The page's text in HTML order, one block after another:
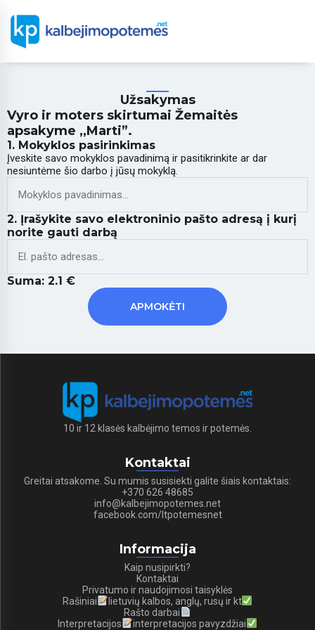
Užsakymas
Vyro ir moters skirtumai Žemaitės
apsakyme ,,Marti”.
1. Mokyklos pasirinkimas
Įveskite savo mokyklos pavadinimą ir pasitikrinkite ar dar
nesiuntėme šio darbo į jūsų mokyklą.
2. Įrašykite savo elektroninio pašto adresą į kurį
norite gauti darbą
Suma: 2.1 €
10 ir 12 klasės kalbėjimo temos ir potemės.
Kontaktai
Greitai atsakome. Su mumis susisiekti galite šiais kontaktais:
+370 626 48685
info@kalbejimopotemes.net
facebook.com/ltpotemesnet
Informacija
Kaip nusipirkti?
Kontaktai
Privatumo ir naudojimosi taisyklės
Rašiniai
lietuvių kalbos, anglų, rusų ir kt
Rašto darbai
Interpretacijos
interpretacijos pavyzdžiai